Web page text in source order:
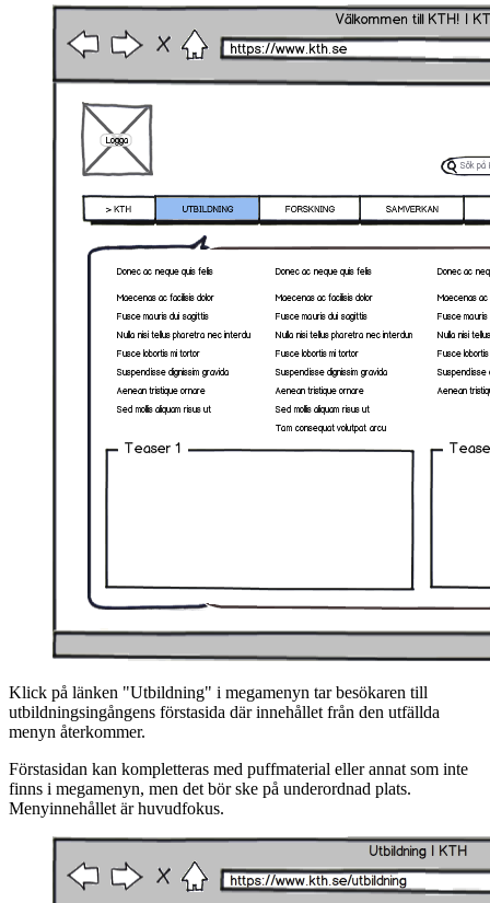
Klick på länken "Utbildning" i megamenyn tar besökaren till
utbildningsingångens förstasida där innehållet från den utfällda
menyn återkommer.
Förstasidan kan kompletteras med puffmaterial eller annat som inte
finns i megamenyn, men det bör ske på underordnad plats.
Menyinnehållet är huvudfokus.